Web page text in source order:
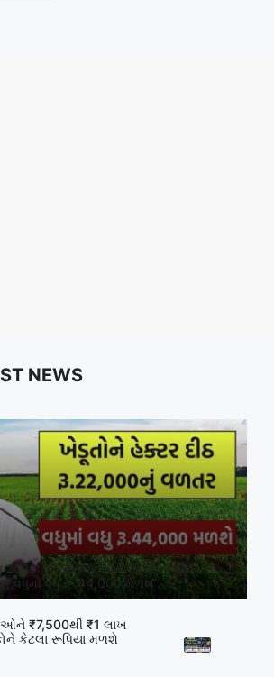
NEWS
2026: ગુજરાતના ખેડૂતોને હેક્ટર દીઠ
વધુમાં વધુ રૂ.44,000 મળશે
₹7,500થી ₹1 લાખ
કેટલા રૂપિયા મળશે